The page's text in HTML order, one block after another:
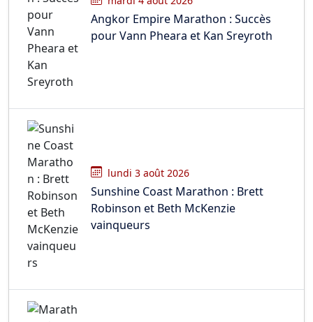
Angkor Empire Marathon : Succès
pour Vann Pheara et Kan Sreyroth
lundi 3 août 2026
Sunshine Coast Marathon : Brett
Robinson et Beth McKenzie
vainqueurs